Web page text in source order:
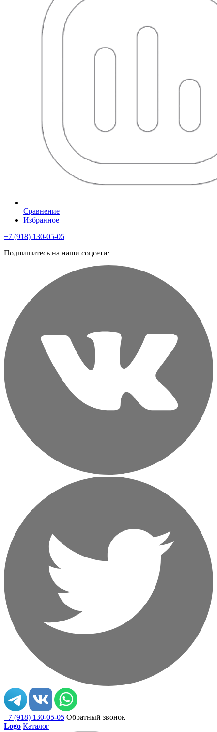
Сравнение
Избранное
+7 (918) 130-05-05
Подпишитесь на наши соцсети:
+7 (918) 130-05-05 Обратный звонок
Logo Каталог